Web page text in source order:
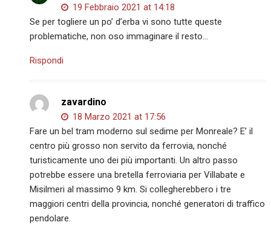
19 Febbraio 2021 at 14:18
Se per togliere un po’ d’erba vi sono tutte queste
problematiche, non oso immaginare il resto…
Rispondi
zavardino
18 Marzo 2021 at 17:56
Fare un bel tram moderno sul sedime per Monreale? E’ il
centro più grosso non servito da ferrovia, nonché
turisticamente uno dei più importanti. Un altro passo
potrebbe essere una bretella ferroviaria per Villabate e
Misilmeri al massimo 9 km. Si collegherebbero i tre
maggiori centri della provincia, nonché generatori di traffico
pendolare.